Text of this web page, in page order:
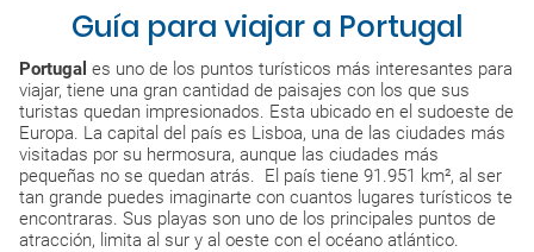
Guía para viajar a Portugal
Portugal es uno de los puntos turísticos más interesantes para
viajar, tiene una gran cantidad de paisajes con los que sus
turistas quedan impresionados. Esta ubicado en el sudoeste de
Europa. La capital del país es Lisboa, una de las ciudades más
visitadas por su hermosura, aunque las ciudades más
pequeñas no se quedan atrás. El país tiene 91.951 km², al ser
tan grande puedes imaginarte con cuantos lugares turísticos te
encontraras. Sus playas son uno de los principales puntos de
atracción, limita al sur y al oeste con el océano atlántico.